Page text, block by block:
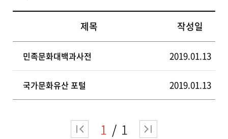
제목 작성일
민족문화대백과사전 2019.01.13
국가문화유산 포털 2019.01.13
1 1